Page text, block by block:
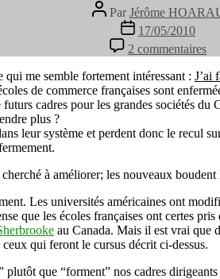
Auteur
de
l’article
Par Jérôme
Date
de
l’article
17/05/2010
2 commentaires
de
?
me semble fortement intéressant : J’ai
de commerce françaises sont
cadres pour les grandes sociétés
plus ?
leur système et perdent donc le recul
à améliorer; les nouveaux
Les universités américaines ont
que les écoles françaises ont certes
au Canada. Mais il est vrai que
qui feront le cursus décrit ci-dessus.
plutôt que “forment” nos cadres dirigeants